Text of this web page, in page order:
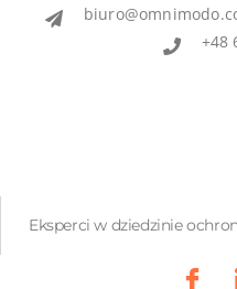
+48
Eksperci w dziedzinie